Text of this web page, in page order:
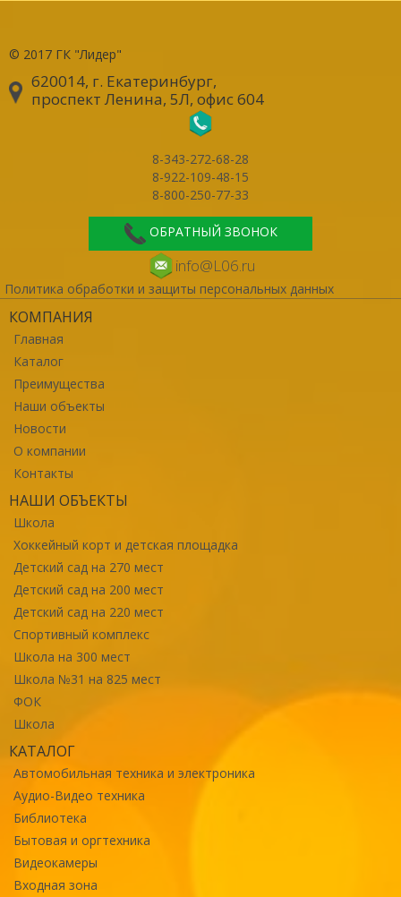
© 2017 ГК "Лидер"
620014, г. Екатеринбург,
проспект Ленина, 5Л, офис 604
8-343-272-68-28
8-922-109-48-15
8-800-250-77-33
ОБРАТНЫЙ ЗВОНОК
info@L06.ru
Политика обработки и защиты персональных данных
КОМПАНИЯ
Главная
Каталог
Преимущества
Наши объекты
Новости
О компании
Контакты
НАШИ ОБЪЕКТЫ
Школа
Хоккейный корт и детская площадка
Детский сад на 270 мест
Детский сад на 200 мест
Детский сад на 220 мест
Спортивный комплекс
Школа на 300 мест
Школа №31 на 825 мест
ФОК
Школа
КАТАЛОГ
Автомобильная техника и электроника
Аудио-Видео техника
Библиотека
Бытовая и оргтехника
Видеокамеры
Входная зона